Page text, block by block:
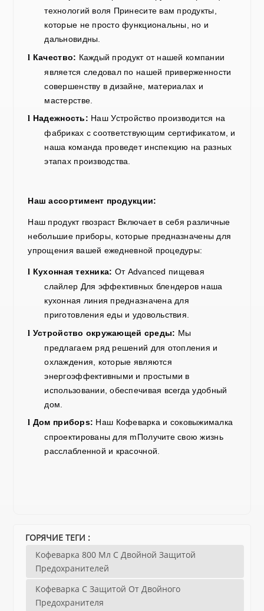
технологий воля Принесите вам продукты,
которые не просто функциональны, но и
дальновидны.
l Качество: Каждый продуктот нашей компании
является следовалпо нашей приверженности
совершенству в дизайне, материалах и
мастерстве.
l Надежность: НашУстройство производится на
фабриках с соответствующим сертификатом, и
наша команда проведет инспекцию на разных
этапах производства.
Наш ассортимент продукции:
Наш продукт rвозрастВключает в себя различные
небольшие приборы, которые предназначены для
упрощения вашей ежедневной процедуры:
l Кухонная техника: От Advanced пищевая
слайлер Для эффективных блендеров наша
кухонная линия предназначена для
приготовления еды и удовольствия.
l Устройство окружающей среды: Мы
предлагаем ряд решений для отопления и
охлаждения, которые являются
энергоэффективными и простыми в
использовании, обеспечивая всегда удобный
дом.
l Дом приборs: Наш Кофеваркаи соковыжималка
спроектированы для mПолучите свою жизнь
расслабленной и красочной.
ГОРЯЧИЕ ТЕГИ :
Кофеварка 800 Мл С Двойной Защитой
Предохранителей
Кофеварка С Защитой От Двойного
Предохранителя